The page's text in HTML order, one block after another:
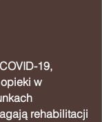
19,
w
rehabilitacji